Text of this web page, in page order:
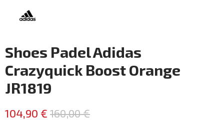
Shoes Padel Adidas
Crazyquick Boost Orange
JR1819
104,90 € 160,00 €